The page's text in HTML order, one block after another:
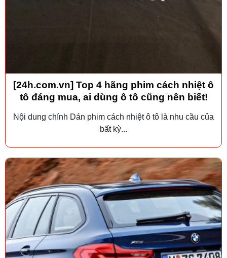
[24h.com.vn] Top 4 hãng phim cách nhiệt ô
tô đáng mua, ai dùng ô tô cũng nên biết!
Nội dung chính Dán phim cách nhiệt ô tô là nhu cầu của
bất kỳ...